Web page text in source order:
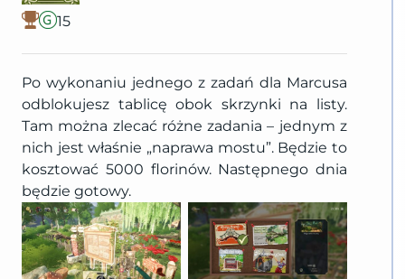
15
Po wykonaniu jednego z zadań dla Marcusa
odblokujesz tablicę obok skrzynki na listy.
Tam można zlecać różne zadania – jednym z
nich jest właśnie „naprawa mostu”. Będzie to
kosztować 5000 florinów. Następnego dnia
będzie gotowy.